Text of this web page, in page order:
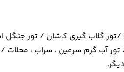
/تور گلاب گیری کاشان / تور جنگل
آب گرم سرعین ، سراب ، محلات